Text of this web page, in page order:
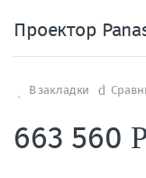
Проектор
В закладки
663 560 Р